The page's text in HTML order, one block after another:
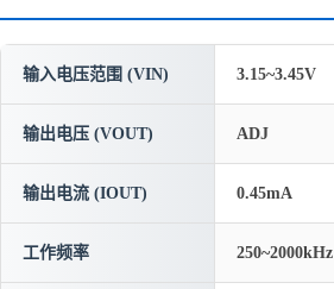
输入电压范围 (VIN) 3.15~3.45V
输出电压 (VOUT) ADJ
输出电流 (IOUT) 0.45mA
工作频率 250~2000kHz